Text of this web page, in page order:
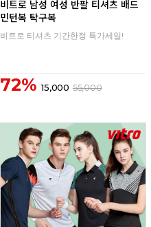
비트로 남성 여성 반팔 티셔츠 배드
민턴복 탁구복
비트로 티셔츠 기간한정 특가세일!
72% 15,000 55,000